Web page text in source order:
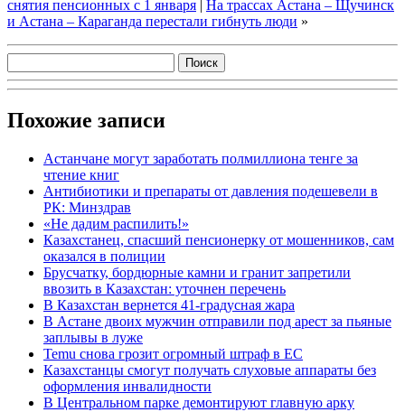
снятия пенсионных с 1 января | На трассах Астана – Щучинск
и Астана – Караганда перестали гибнуть люди »
Похожие записи
Астанчане могут заработать полмиллиона тенге за
чтение книг
Антибиотики и препараты от давления подешевели в
РК: Минздрав
«Не дадим распилить!»
Казахстанец, спасший пенсионерку от мошенников, сам
оказался в полиции
Брусчатку, бордюрные камни и гранит запретили
ввозить в Казахстан: уточнен перечень
В Казахстан вернется 41-градусная жара
В Астане двоих мужчин отправили под арест за пьяные
заплывы в луже
Temu снова грозит огромный штраф в ЕС
Казахстанцы смогут получать слуховые аппараты без
оформления инвалидности
В Центральном парке демонтируют главную арку